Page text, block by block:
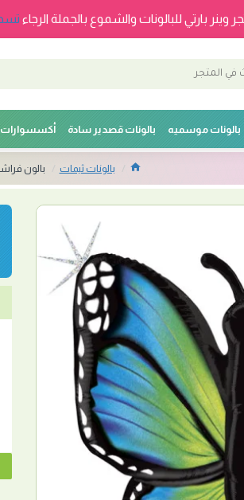
وينر بارتي للبالونات والشموع بالجملة الرجاء
بالونات موسميه بالونات قصدير سادة أكسسوارات
بالونات ثيمات بالون فراشة